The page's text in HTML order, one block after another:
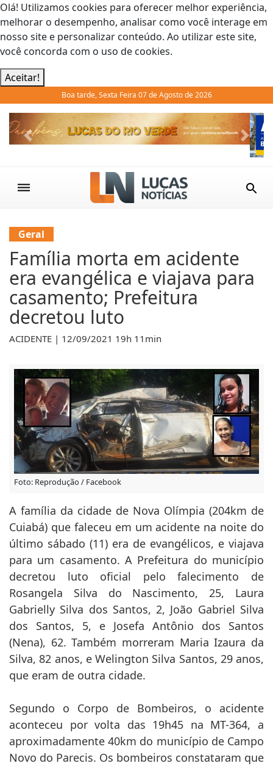
Olá! Utilizamos cookies para oferecer melhor experiência,
melhorar o desempenho, analisar como você interage em
nosso site e personalizar conteúdo. Ao utilizar este site,
você concorda com o uso de cookies.
Aceitar!
Boa tarde, Sexta Feira 07 de Agosto de 2026
Previous Next
Geral
Família morta em acidente
era evangélica e viajava para
casamento; Prefeitura
decretou luto
ACIDENTE | 12/09/2021 19h 11min
Foto: Reprodução / Facebook
A família da cidade de Nova Olímpia (204km de
Cuiabá) que faleceu em um acidente na noite do
último sábado (11) era de evangélicos, e viajava
para um casamento. A Prefeitura do município
decretou luto oficial pelo falecimento de
Rosangela Silva do Nascimento, 25, Laura
Gabrielly Silva dos Santos, 2, João Gabriel Silva
dos Santos, 5, e Josefa Antônio dos Santos
(Nena), 62. Também morreram Maria Izaura da
Silva, 82 anos, e Welington Silva Santos, 29 anos,
que eram de outra cidade.
Segundo o Corpo de Bombeiros, o acidente
aconteceu por volta das 19h45 na MT-364, a
aproximadamente 40km do município de Campo
Novo do Parecis. Os bombeiros constataram que